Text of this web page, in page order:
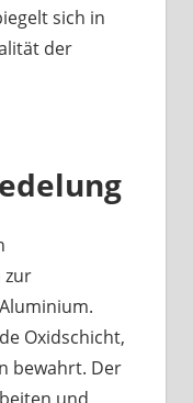
sich in
der
zur
Oxidschicht,
bewahrt. Der